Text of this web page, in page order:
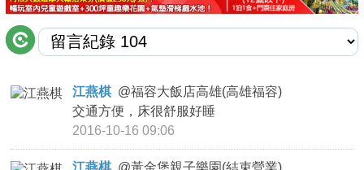
討論區
聯絡我們
APP下載
江燕棋 @福容大飯店高雄(高雄福容)
交通方便，床很舒服好睡
2016-10-16 09:06